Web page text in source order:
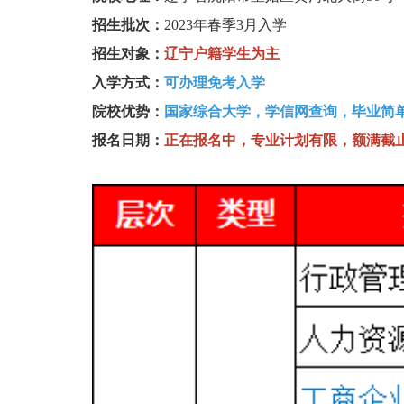
招生批次： 2023年春季3月入学
招生对象： 辽宁户籍学生为主
入学方式： 可办理免考入学
院校优势： 国家综合大学， 学信网查询 ，毕业简
报名日期： 正在报名中，专业计划有限，额满截